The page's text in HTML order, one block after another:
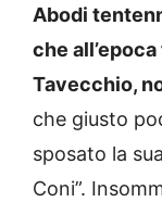
Abodi
che
Tavecchio,
che giusto
sposato la
Coni”.